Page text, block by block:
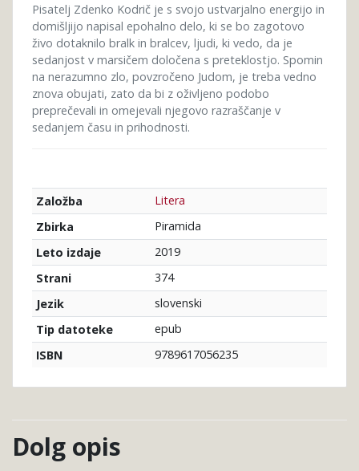
Pisatelj Zdenko Kodrič je s svojo ustvarjalno energijo in
domišljijo napisal epohalno delo, ki se bo zagotovo
živo dotaknilo bralk in bralcev, ljudi, ki vedo, da je
sedanjost v marsičem določena s preteklostjo. Spomin
na nerazumno zlo, povzročeno Judom, je treba vedno
znova obujati, zato da bi z oživljeno podobo
preprečevali in omejevali njegovo razraščanje v
sedanjem času in prihodnosti.
Založba
Litera
Zbirka
Piramida
Leto izdaje
2019
Strani
374
Jezik
slovenski
Tip datoteke
epub
ISBN
9789617056235
Dolg opis